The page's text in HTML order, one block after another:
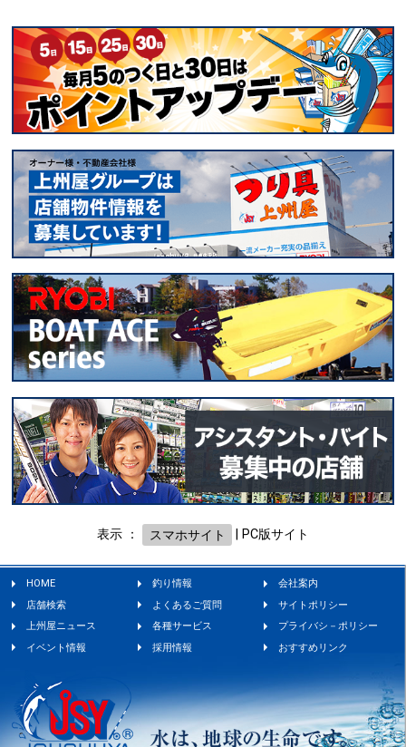
表示 ： スマホサイト PC版サイト
HOME 釣り情報
会社案内
店舗検索
よくあるご質問
サイトポリシー
上州屋ニュース
各種サービス
プライバシ－ポリシー
イベント情報
採用情報 おすすめリンク